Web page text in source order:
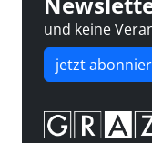
und keine
jetzt